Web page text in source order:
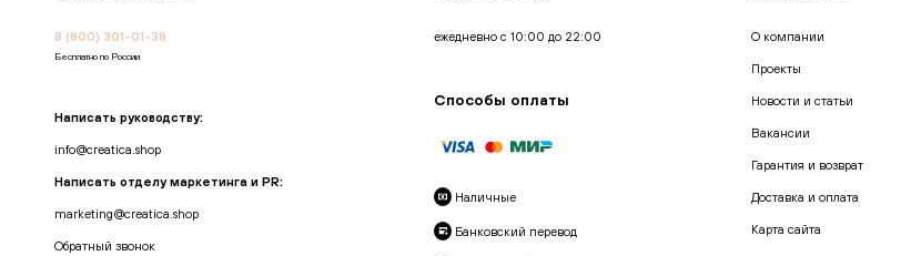
8 (800) 301-01-38
Бесплатно по России
Написать руководству:
info@creatica.shop
Написать отделу маркетинга и PR:
marketing@creatica.shop
Обратный звонок
ежедневно с 10:00 до 22:00
Способы оплаты
Наличные
Банковский перевод
О компании
Проекты
Новости и статьи
Вакансии
Гарантия и возврат
Доставка и оплата
Карта сайта